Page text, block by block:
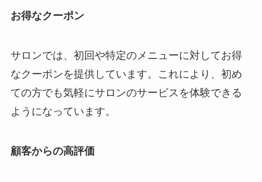
お得なクーポン
サロンでは、初回や特定のメニューに対してお得
なクーポンを提供しています。これにより、初め
ての方でも気軽にサロンのサービスを体験できる
ようになっています。
顧客からの高評価